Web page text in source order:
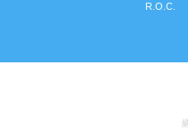
R.O.C.